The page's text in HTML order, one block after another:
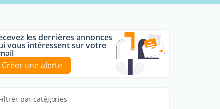
les dernières annonces
vous intéressent sur votre
Créer une alerte
par catégories